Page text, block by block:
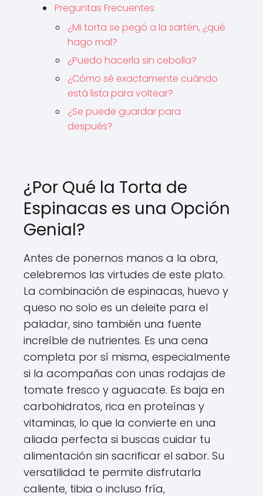
Preguntas Frecuentes
¿Mi torta se pegó a la sartén, ¿qué
hago mal?
¿Puedo hacerla sin cebolla?
¿Cómo sé exactamente cuándo
está lista para voltear?
¿Se puede guardar para
después?
¿Por Qué la Torta de
Espinacas es una Opción
Genial?
Antes de ponernos manos a la obra,
celebremos las virtudes de este plato.
La combinación de espinacas, huevo y
queso no solo es un deleite para el
paladar, sino también una fuente
increíble de nutrientes. Es una cena
completa por sí misma, especialmente
si la acompañas con unas rodajas de
tomate fresco y aguacate. Es baja en
carbohidratos, rica en proteínas y
vitaminas, lo que la convierte en una
aliada perfecta si buscas cuidar tu
alimentación sin sacrificar el sabor. Su
versatilidad te permite disfrutarla
caliente, tibia o incluso fría,